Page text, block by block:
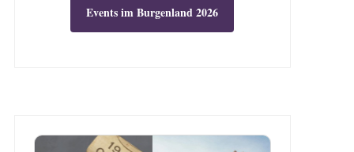
Events im Burgenland 2026